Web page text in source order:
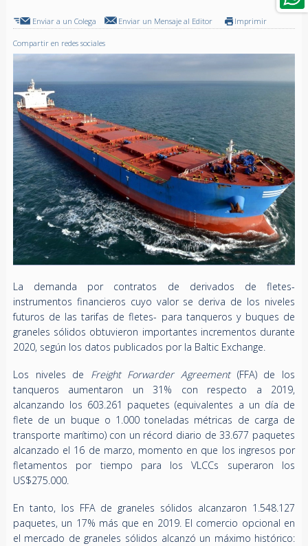
Enviar a un Colega Enviar un Mensaje al Editor Imprimir
Compartir en redes sociales
La demanda por contratos de derivados de fletes-
instrumentos financieros cuyo valor se deriva de los niveles
futuros de las tarifas de fletes- para tanqueros y buques de
graneles sólidos obtuvieron importantes incrementos durante
2020, según los datos publicados por la Baltic Exchange.
Los niveles de Freight Forwarder Agreement(FFA) de los
tanqueros aumentaron un 31% con respecto a 2019,
alcanzando los 603.261 paquetes (equivalentes a un día de
flete de un buque o 1.000 toneladas métricas de carga de
transporte marítimo) con un récord diario de 33.677 paquetes
alcanzado el 16 de marzo, momento en que los ingresos por
fletamentos por tiempo para los VLCCs superaron los
US$275.000.
En tanto, los FFA de graneles sólidos alcanzaron 1.548.127
paquetes, un 17% más que en 2019. El comercio opcional en
el mercado de graneles sólidos alcanzó un máximo histórico: